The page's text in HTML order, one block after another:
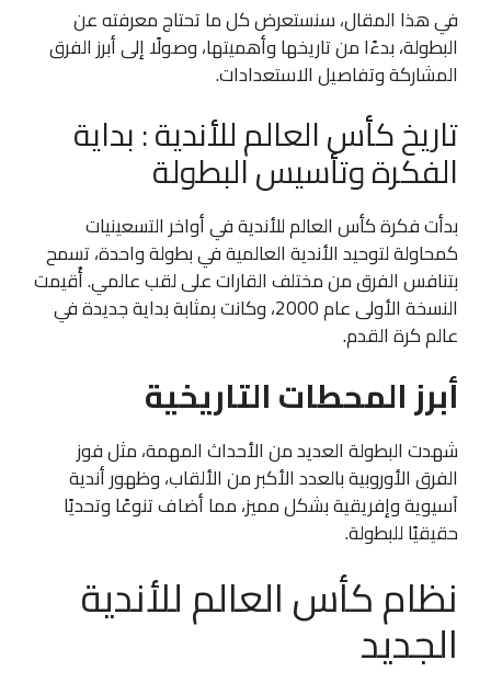
في هذا المقال، سنستعرض كل ما تحتاج معرفته عن
البطولة، بدءًا من تاريخها وأهميتها، وصولًا إلى أبرز الفرق
المشاركة وتفاصيل الاستعدادات.
تاريخ كأس العالم للأندية : بداية
الفكرة وتأسيس البطولة
بدأت فكرة كأس العالم للأندية في أواخر التسعينيات
كمحاولة لتوحيد الأندية العالمية في بطولة واحدة، تسمح
بتنافس الفرق من مختلف القارات على لقب عالمي. أُقيمت
النسخة الأولى عام 2000، وكانت بمثابة بداية جديدة في
عالم كرة القدم.
أبرز المحطات التاريخية
شهدت البطولة العديد من الأحداث المهمة، مثل فوز
الفرق الأوروبية بالعدد الأكبر من الألقاب، وظهور أندية
آسيوية وإفريقية بشكل مميز، مما أضاف تنوعًا وتحديًا
حقيقيًا للبطولة.
نظام كأس العالم للأندية
الجديد